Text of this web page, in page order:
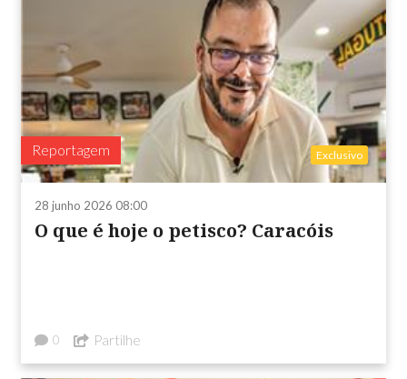
Reportagem Exclusivo
28 junho 2026 08:00
O que é hoje o petisco? Caracóis
0 Partilhe